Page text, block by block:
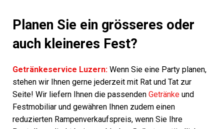
Planen Sie ein grösseres oder
auch kleineres Fest?
Getränkeservice Luzern: Wenn Sie eine Party planen,
stehen wir Ihnen gerne jederzeit mit Rat und Tat zur
Seite! Wir liefern Ihnen die passenden Getränke und
Festmobiliar und gewähren Ihnen zudem einen
reduzierten Rampenverkaufspreis, wenn Sie Ihre